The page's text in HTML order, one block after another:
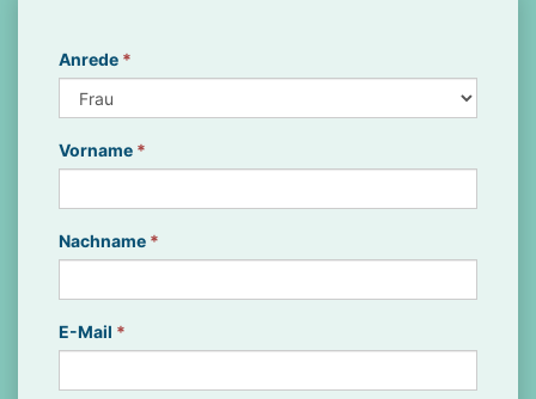
Anrede *
Vorname *
Nachname *
E-Mail *